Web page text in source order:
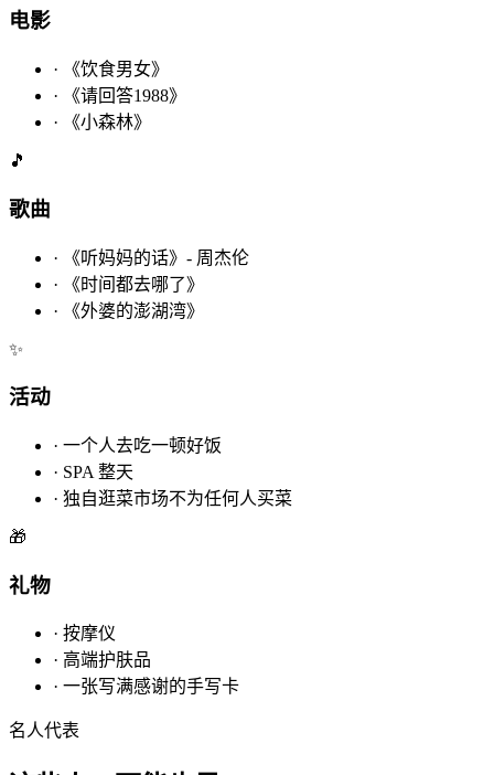
电影
·
《饮食男女》
·
《请回答1988》
·
《小森林》
🎵
歌曲
·
《听妈妈的话》- 周杰伦
·
《时间都去哪了》
·
《外婆的澎湖湾》
✨
活动
· 一个人去吃一顿好饭
· SPA 整天
· 独自逛菜市场不为任何人买菜
🎁
礼物
· 按摩仪
· 高端护肤品
· 一张写满感谢的手写卡
名人代表